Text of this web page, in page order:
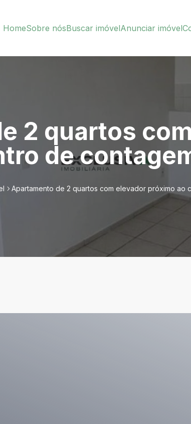
HomeSobre nósBuscar imóvelAnunciar imóvel
2 quartos
de
Apartamento de 2 quartos com elevador próximo ao